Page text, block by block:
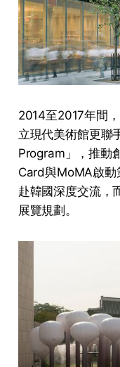
2014至2017年間
立現代美術館更聯
Program」，推動
Card與MoMA啟動
赴韓國深度交流，
展覽規劃。